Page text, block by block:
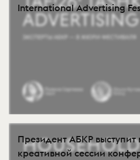
International Advertising
Президент АБКР
креативной сессии